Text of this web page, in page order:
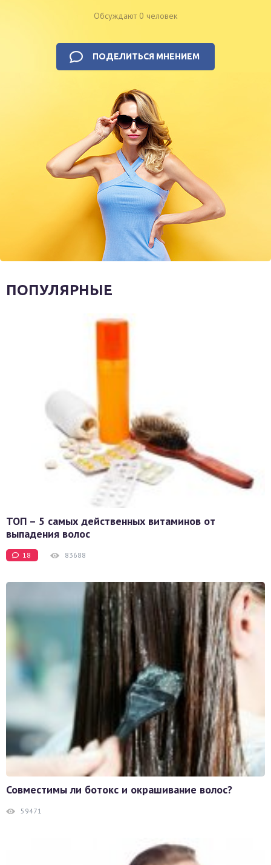
Обсуждают 0 человек
ПОДЕЛИТЬСЯ МНЕНИЕМ
ПОПУЛЯРНЫЕ
ТОП – 5 самых действенных витаминов от
выпадения волос
18 83688
Совместимы ли ботокс и окрашивание волос?
59471